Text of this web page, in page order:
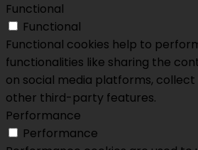
Functional
Functional
Functional cookies help to
functionalities like sharing the
on social media platforms,
other third-party features.
Performance
Performance